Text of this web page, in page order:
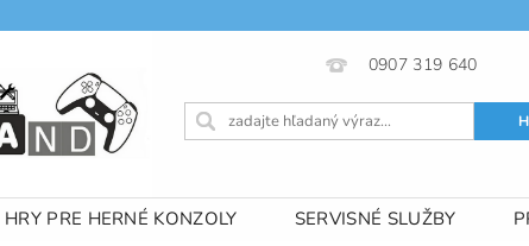
0907 319 640
HRY PRE HERNÉ KONZOLY SERVISNÉ SLUŽBY